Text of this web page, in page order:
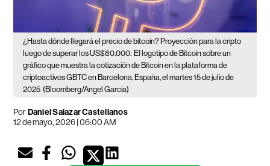
¿Hasta dónde llegará el precio de bitcoin? Proyección para la cripto
luego de superar los US$80.000. El logotipo de Bitcoin sobre un
gráfico que muestra la cotización de Bitcoin en la plataforma de
criptoactivos GBTC en Barcelona, España, el martes 15 de julio de
2025 (Bloomberg/Angel Garcia)
PorDaniel Salazar Castellanos
12 de mayo, 2026 | 06:00 AM